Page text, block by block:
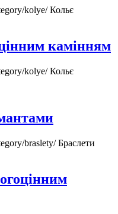
kolye/Кольє
камінням
kolye/Кольє
braslety/Браслети